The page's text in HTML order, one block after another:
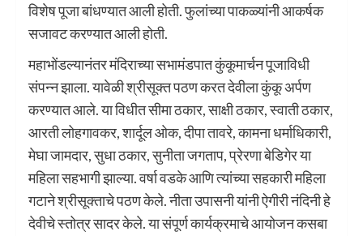
विशेष पूजा बांधण्यात आली होती. फुलांच्या पाकळ्यांनी आकर्षक
सजावट करण्यात आली होती.
महाभोंडल्यानंतर मंदिराच्या सभामंडपात कुंकूमार्चन पूजाविधी
संपन्न झाला. यावेळी श्रीसूक्त पठण करत देवीला कुंकू अर्पण
करण्यात आले. या विधीत सीमा ठकार, साक्षी ठकार, स्वाती ठकार,
आरती लोहगावकर, शार्दूल ओक, दीपा तावरे, कामना धर्माधिकारी,
मेघा जामदार, सुधा ठकार, सुनीता जगताप, प्रेरणा बेडिगेर या
महिला सहभागी झाल्या. वर्षा वडके आणि त्यांच्या सहकारी महिला
गटाने श्रीसूक्ताचे पठण केले. नीता उपासनी यांनी ऐगीरी नंदिनी हे
देवीचे स्तोत्र सादर केले. या संपूर्ण कार्यक्रमाचे आयोजन कसबा